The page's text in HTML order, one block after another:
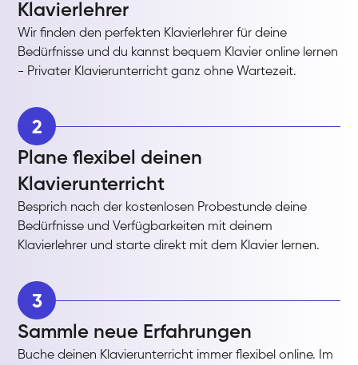
Klavierlehrer
Wir finden den perfekten Klavierlehrer für deine
Bedürfnisse und du kannst bequem Klavier online lernen
- Privater Klavierunterricht ganz ohne Wartezeit.
2
Plane flexibel deinen
Klavierunterricht
Besprich nach der kostenlosen Probestunde deine
Bedürfnisse und Verfügbarkeiten mit deinem
Klavierlehrer und starte direkt mit dem Klavier lernen.
3
Sammle neue Erfahrungen
Buche deinen Klavierunterricht immer flexibel online. Im